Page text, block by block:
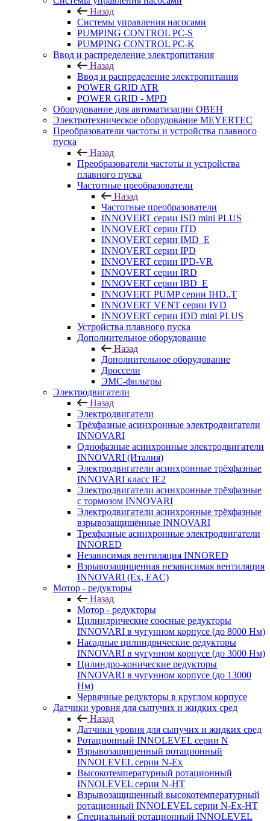
Назад
Системы управления насосами
PUMPING CONTROL PC-S
PUMPING CONTROL PC-K
Ввод и распределение электропитания
Назад
Ввод и распределение электропитания
POWER GRID ATR
POWER GRID - MPD
Оборудование для автоматизации ОВЕН
Электротехническое оборудование MEYERTEC
Преобразователи частоты и устройства плавного
пуска
Назад
Преобразователи частоты и устройства
плавного пуска
Частотные преобразователи
Назад
Частотные преобразователи
INNOVERT серии ISD mini PLUS
INNOVERT серии ITD
INNOVERT серии IMD_E
INNOVERT серии IPD
INNOVERT серии IPD-VR
INNOVERT серии IRD
INNOVERT серии IBD_E
INNOVERT PUMP серии IHD..T
INNOVERT VENT серии IVD
INNOVERT серии IDD mini PLUS
Устройства плавного пуска
Дополнительное оборудование
Назад
Дополнительное оборудование
Дроссели
ЭМС-фильтры
Электродвигатели
Назад
Электродвигатели
Трёхфазные асинхронные электродвигатели
INNOVARI
Однофазные асинхронные электродвигатели
INNOVARI (Италия)
Электродвигатели асинхронные трёхфазные
INNOVARI класс IE2
Электродвигатели асинхронные трёхфазные
с тормозом INNOVARI
Электродвигатели асинхронные трёхфазные
взрывозащищённые INNOVARI
Трехфазные асинхронные электродвигатели
INNORED
Независимая вентиляция INNORED
Взрывозащищенная независимая вентиляция
INNOVARI (Ex, EAC)
Мотор - редукторы
Назад
Мотор - редукторы
Цилиндрические соосные редукторы
INNOVARI в чугунном корпусе (до 8000 Нм)
Насадные цилиндрические редукторы
INNOVARI в чугунном корпусе (до 3000 Нм)
Цилиндро-конические редукторы
INNOVARI в чугунном корпусе (до 13000
Нм)
Червячные редукторы в круглом корпусе
Датчики уровня для сыпучих и жидких сред
Назад
Датчики уровня для сыпучих и жидких сред
Ротационный INNOLEVEL серии N
Взрывозащищенный ротационный
INNOLEVEL серии N-Ex
Высокотемпературный ротационный
INNOLEVEL серии N-HT
Взрывозащищенный высокотемпературный
ротационный INNOLEVEL серии N-Ex-HT
Специальный ротационный INNOLEVEL